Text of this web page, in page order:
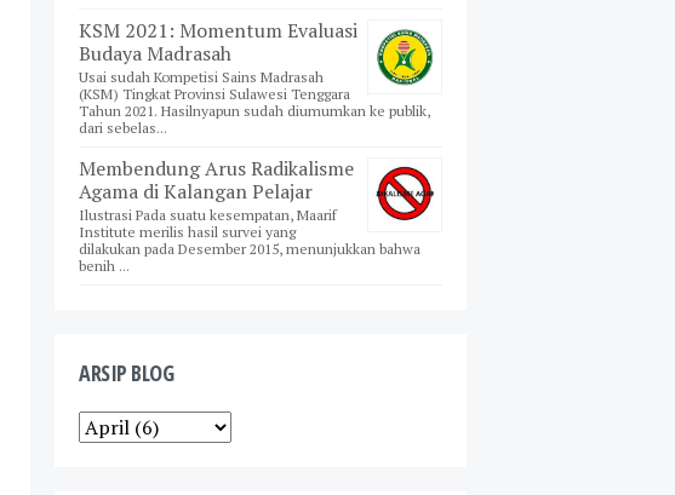
KSM 2021: Momentum Evaluasi
Budaya Madrasah
Usai sudah Kompetisi Sains Madrasah
(KSM) Tingkat Provinsi Sulawesi Tenggara
Tahun 2021. Hasilnyapun sudah diumumkan ke publik,
dari sebelas...
Membendung Arus Radikalisme
Agama di Kalangan Pelajar
Ilustrasi Pada suatu kesempatan, Maarif
Institute merilis hasil survei yang
dilakukan pada Desember 2015, menunjukkan bahwa
benih ...
ARSIP BLOG